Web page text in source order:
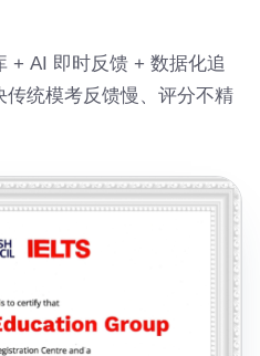
+ AI 即时反馈 + 数据化追
统模考反馈慢、评分不精